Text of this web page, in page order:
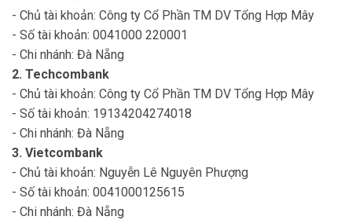
- Chủ tài khoản: Công ty Cổ Phần TM DV Tổng Hợp Mây
- Số tài khoản: 0041000 220001
- Chi nhánh: Đà Nẵng
2. Techcombank
- Chủ tài khoản: Công ty Cổ Phần TM DV Tổng Hợp Mây
- Số tài khoản: 19134204274018
- Chi nhánh: Đà Nẵng
3. Vietcombank
- Chủ tài khoản: Nguyễn Lê Nguyên Phượng
- Số tài khoản: 0041000125615
- Chi nhánh: Đà Nẵng